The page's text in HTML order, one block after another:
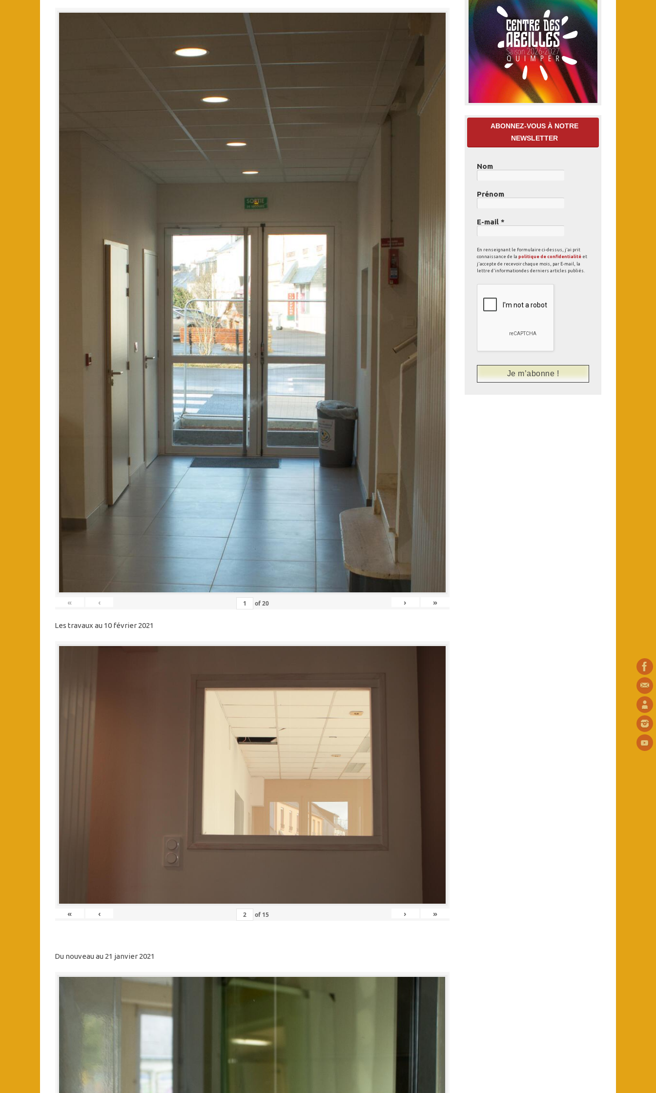
« ‹ of20 › »
Les travaux au 10 février 2021
« ‹ of 15 › »
Du nouveau au 21 janvier 2021
ABONNEZ-VOUS À NOTRE
NEWSLETTER
Nom
Prénom
E-mail *
En renseignant le formulaire ci-dessus, j'ai prit
connaissance de la politique de confidentialité et
j'accepte de recevoir chaque mois, par E-mail, la
lettre d'informationdes derniers articles publiés.